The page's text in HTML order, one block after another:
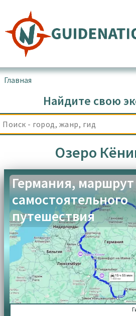
содержимому
Главная
Найдите свою
Озеро
Германия,
самостоятельного
путешествия